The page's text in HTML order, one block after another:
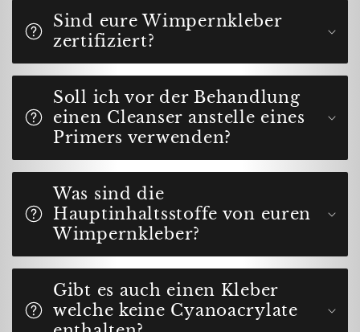
Sind eure Wimpernkleber
zertifiziert?
Soll ich vor der Behandlung
einen Cleanser anstelle eines
Primers verwenden?
Was sind die
Hauptinhaltsstoffe von euren
Wimpernkleber?
Gibt es auch einen Kleber
welche keine Cyanoacrylate